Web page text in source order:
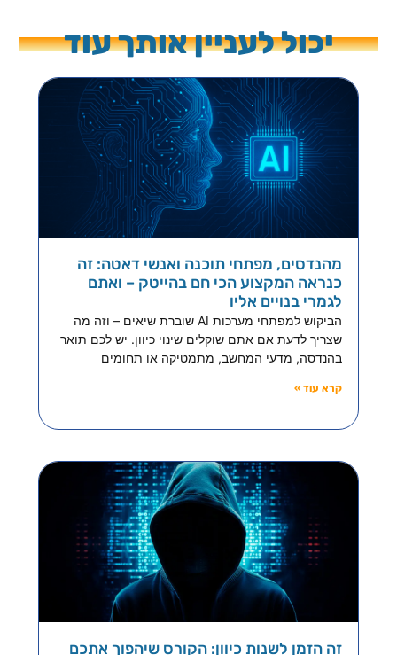
יכול לעניין אותך עוד
מהנדסים, מפתחי תוכנה ואנשי דאטה: זה
כנראה המקצוע הכי חם בהייטק – ואתם
לגמרי בנויים אליו
הביקוש למפתחי מערכות AI שוברת שיאים – וזה מה
שצריך לדעת אם אתם שוקלים שינוי כיוון. יש לכם תואר
בהנדסה, מדעי המחשב, מתמטיקה או תחומים
קרא עוד »
זה הזמן לשנות כיוון: הקורס שיהפוך אתכם